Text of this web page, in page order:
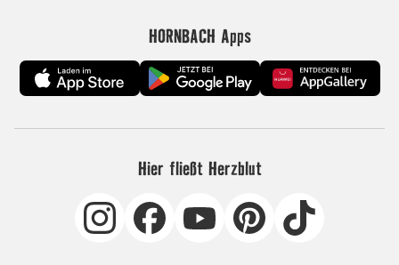
HORNBACH Apps
Hier fließt Herzblut